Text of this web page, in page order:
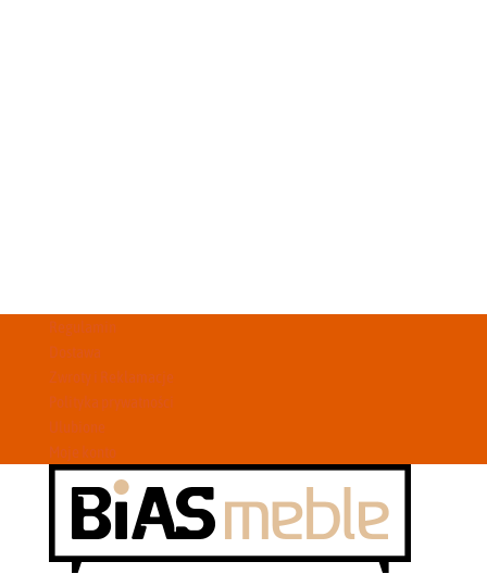
Regulamin
Dostawa
Zwroty i Reklamacje
Polityka prywatności
Ulubione
Moje konto